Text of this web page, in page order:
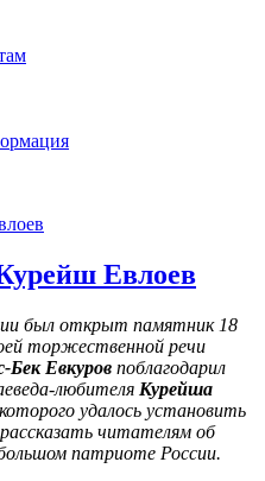
Евлоев
был открыт памятник 18
торжественной речи
Бек Евкуров поблагодарил
любителя Курейша
удалось установить
читателям об
патриоте России.